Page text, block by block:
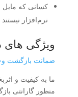
کسانی که
نرم‌افزار نیستند
ویژگی های
ضمانت بازگشت
ما به کیفیت و
منظور گارانتی